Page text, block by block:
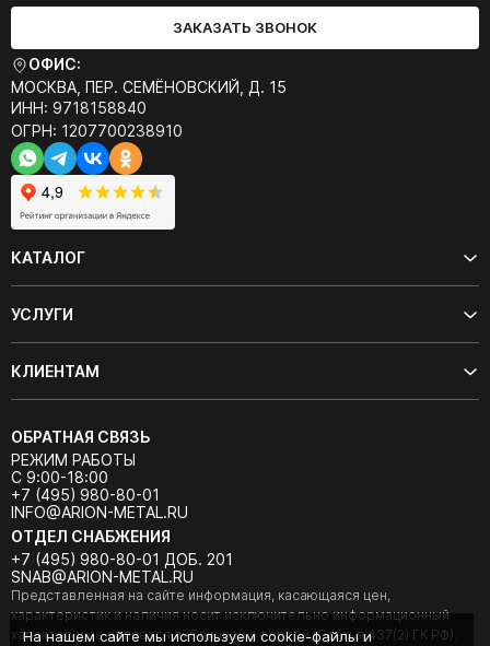
ЗАКАЗАТЬ ЗВОНОК
ОФИС:
МОСКВА, ПЕР. СЕМЁНОВСКИЙ, Д. 15
ИНН: 9718158840
ОГРН: 1207700238910
КАТАЛОГ
УСЛУГИ
КЛИЕНТАМ
ОБРАТНАЯ СВЯЗЬ
РЕЖИМ РАБОТЫ
С 9:00-18:00
+7 (495) 980-80-01
INFO@ARION-METAL.RU
ОТДЕЛ СНАБЖЕНИЯ
+7 (495) 980-80-01 ДОБ. 201
SNAB@ARION-METAL.RU
Представленная на сайте информация, касающаяся цен,
характеристик и наличия носит исключительно информационный
характер и не является публичной офертой (Статья 437(2) ГК РФ).
На нашем сайте мы используем cookie-файлы и